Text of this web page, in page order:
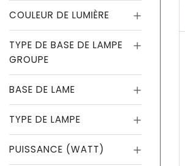
COULEUR DE LUMIÈRE
TYPE DE BASE DE LAMPE
GROUPE
BASE DE LAME
TYPE DE LAMPE
PUISSANCE (WATT)